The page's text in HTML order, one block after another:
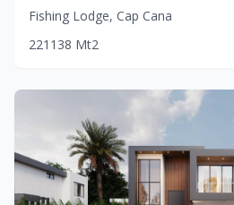
Fishing Lodge, Cap Cana
221 138 Mt2